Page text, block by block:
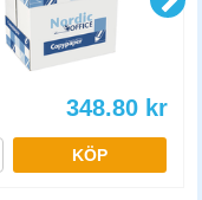
348.80 kr
KÖP